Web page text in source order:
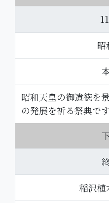
昭
昭和天皇の御遺徳を
の発展を祈る祭典です
稲沢植